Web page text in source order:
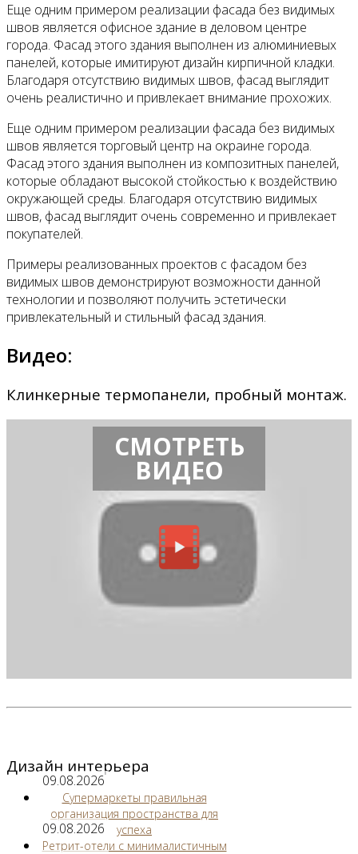
Еще одним примером реализации фасада без видимых
швов является офисное здание в деловом центре
города. Фасад этого здания выполнен из алюминиевых
панелей, которые имитируют дизайн кирпичной кладки.
Благодаря отсутствию видимых швов, фасад выглядит
очень реалистично и привлекает внимание прохожих.
Еще одним примером реализации фасада без видимых
швов является торговый центр на окраине города.
Фасад этого здания выполнен из композитных панелей,
которые обладают высокой стойкостью к воздействию
окружающей среды. Благодаря отсутствию видимых
швов, фасад выглядит очень современно и привлекает
покупателей.
Примеры реализованных проектов с фасадом без
видимых швов демонстрируют возможности данной
технологии и позволяют получить эстетически
привлекательный и стильный фасад здания.
Видео:
Клинкерные термопанели, пробный монтаж.
СМОТРЕТЬ
ВИДЕО
Дизайн интерьера
09.08.2026
Супермаркеты правильная
организация пространства для
успеха
09.08.2026
Ретрит-отели с минималистичным